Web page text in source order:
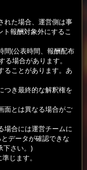
れた場合、運営側は事
報酬対象外にするこ
間(公表時間、報酬配布
場合があります。
ることがあります。あ
つき最終的な解釈権を
面とは異なる場合がご
場合には運営チームに
データが確認できな
下さい。)
じます。